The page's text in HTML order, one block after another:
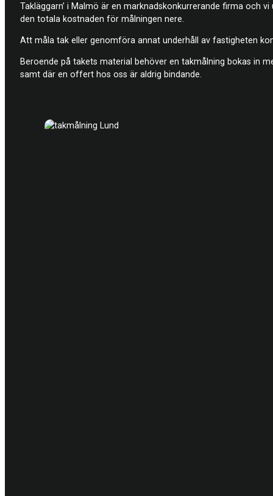
Takläggarn’ i Malmö är en marknadskonkurrerande firma och
den totala kostnaden för målningen nere.
Att måla tak eller genomföra annat underhåll av fastigheten
Beroende på takets material behöver en takmålning bokas in
samt där en offert hos oss är aldrig bindande.